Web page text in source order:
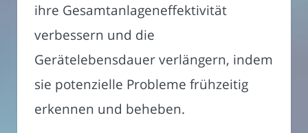
ihre Gesamtanlageneffektivität
verbessern und die
Gerätelebensdauer verlängern, indem
sie potenzielle Probleme frühzeitig
erkennen und beheben.